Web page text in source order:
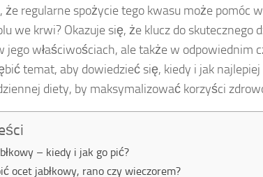
że regularne spożycie tego kwasu może pomóc
we krwi? Okazuje się, że klucz do skutecznego
jego właściwościach, ale także w odpowiednim
temat, aby dowiedzieć się, kiedy i jak najlepiej
diety, by maksymalizować korzyści
– kiedy i jak go pić?
ocet jabłkowy, rano czy wieczorem?